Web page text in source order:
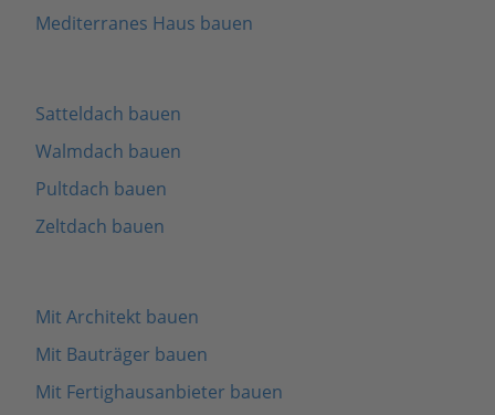
Mediterranes Haus bauen
Satteldach bauen
Walmdach bauen
Pultdach bauen
Zeltdach bauen
Mit Architekt bauen
Mit Bauträger bauen
Mit Fertighausanbieter bauen